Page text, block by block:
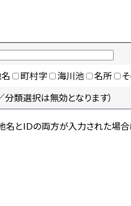
町村字 海川池 名所
分類選択は無効となります）
名とIDの両方が入力された場合